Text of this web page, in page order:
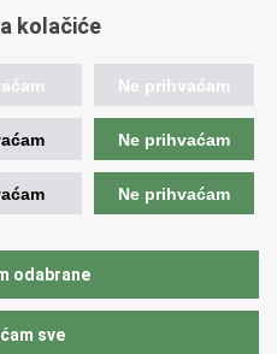
nekretninama
učinkovitost
kolačiće
Ne prihvaćam
Ne prihvaćam
Ne prihvaćam
odabrane
sve